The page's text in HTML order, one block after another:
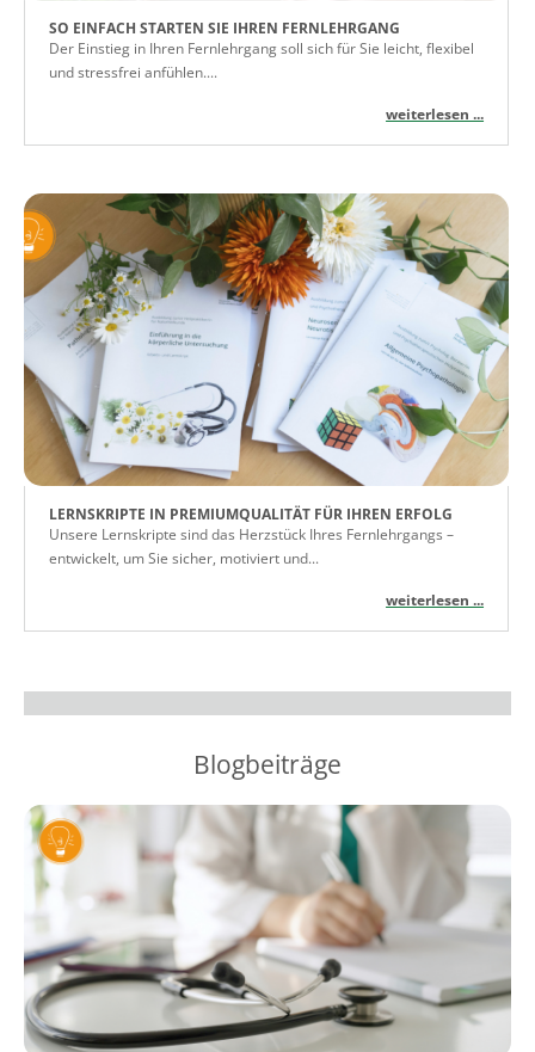
SO EINFACH STARTEN SIE IHREN FERNLEHRGANG
Der Einstieg in Ihren Fernlehrgang soll sich für Sie leicht, flexibel
und stressfrei anfühlen....
weiterlesen ...
LERNSKRIPTE IN PREMIUMQUALITÄT FÜR IHREN ERFOLG
Unsere Lernskripte sind das Herzstück Ihres Fernlehrgangs –
entwickelt, um Sie sicher, motiviert und...
weiterlesen ...
Blogbeiträge